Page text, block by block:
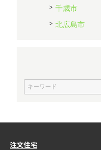
千歳市
北広島市
e
c
f
注文住宅